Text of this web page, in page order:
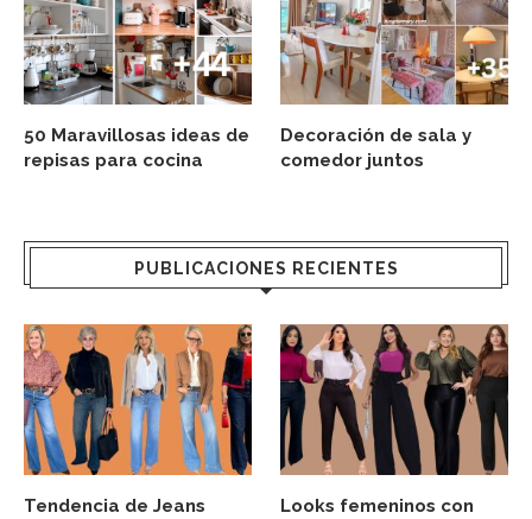
50 Maravillosas ideas de
repisas para cocina
Decoración de sala y
comedor juntos
PUBLICACIONES RECIENTES
Tendencia de Jeans
Looks femeninos con